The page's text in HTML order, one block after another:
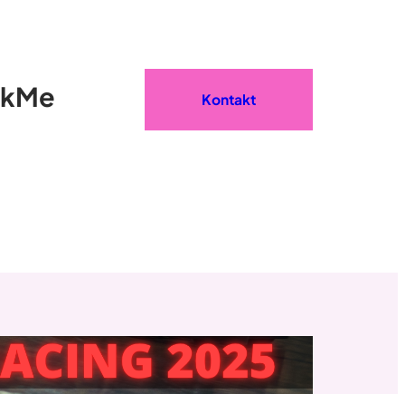
Kontakt